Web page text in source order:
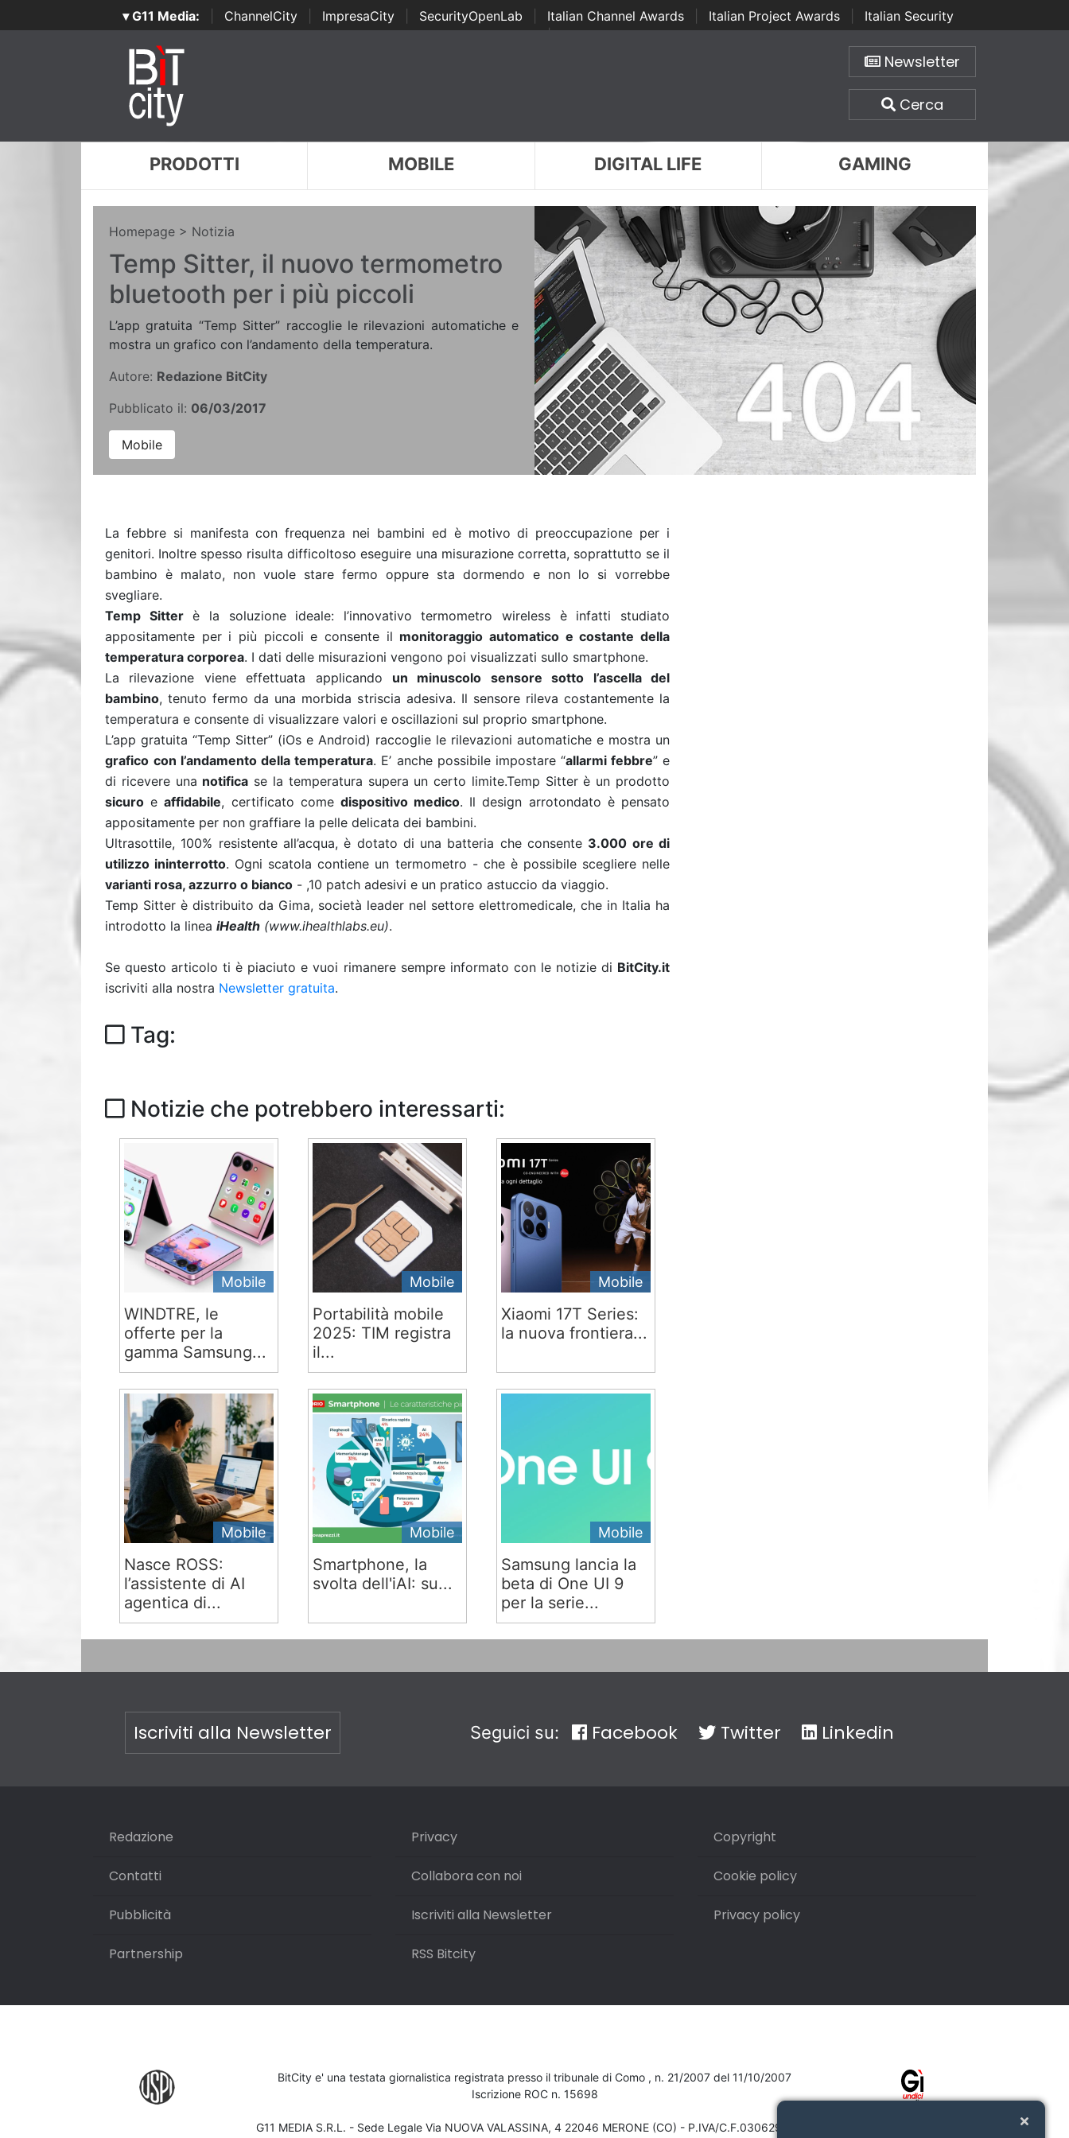
▾ G11 Media: ChannelCity ImpresaCity SecurityOpenLab Italian Channel Awards Italian Project Awards
Italian Security
Awards | ...
Newsletter
Cerca
PRODOTTI MOBILE DIGITAL LIFE GAMING
Homepage > Notizia
Temp Sitter, il nuovo termometro
bluetooth per i più piccoli
L’app gratuita “Temp Sitter” raccoglie le rilevazioni automatiche e
mostra un grafico con l’andamento della temperatura.
Autore: Redazione BitCity
Pubblicato il: 06/03/2017
Mobile
La febbre si manifesta con frequenza nei bambini ed è motivo di preoccupazione per i
genitori. Inoltre spesso risulta difficoltoso eseguire una misurazione corretta, soprattutto se il
bambino è malato, non vuole stare fermo oppure sta dormendo e non lo si vorrebbe
svegliare.
Temp Sitterè la soluzione ideale: l’innovativo termometro wireless è infatti studiato
appositamente per i più piccoli e consente il monitoraggio automatico e costante della
temperatura corporea. I dati delle misurazioni vengono poi visualizzati sullo smartphone.
La rilevazione viene effettuata applicando un minuscolo sensore sotto l’ascella del
bambino, tenuto fermo da una morbida striscia adesiva. Il sensore rileva costantemente la
temperatura e consente di visualizzare valori e oscillazioni sul proprio smartphone.
L’app gratuita “Temp Sitter” (iOs e Android) raccoglie le rilevazioni automatiche e mostra un
grafico con l’andamento della temperatura. E’ anche possibile impostare “allarmi febbre” e
di ricevere una notifica se la temperatura supera un certo limite.Temp Sitter è un prodotto
sicuro eaffidabile, certificato come dispositivo medico. Il design arrotondato è pensato
appositamente per non graffiare la pelle delicata dei bambini.
Ultrasottile, 100% resistente all’acqua, è dotato di una batteria che consente 3.000 ore di
utilizzo ininterrotto. Ogni scatola contiene un termometro - che è possibile scegliere nelle
varianti rosa, azzurro o bianco - ,10 patch adesivi e un pratico astuccio da viaggio.
Temp Sitter è distribuito da Gima, società leader nel settore elettromedicale, che in Italia ha
introdotto la linea iHealth (www.ihealthlabs.eu).
Se questo articolo ti è piaciuto e vuoi rimanere sempre informato con le notizie di BitCity.it
iscriviti alla nostra Newsletter gratuita.
Tag:
Notizie che potrebbero interessarti:
Mobile
WINDTRE, le
offerte per la
gamma Samsung...
Mobile
Portabilità mobile
2025: TIM registra
il...
Mobile
Xiaomi 17T Series:
la nuova frontiera...
Mobile
Nasce ROSS:
l’assistente di AI
agentica di...
Mobile
Smartphone, la
svolta dell'iAI: su...
Mobile
Samsung lancia la
beta di One UI 9
per la serie...
Iscriviti alla Newsletter Seguici su: Facebook Twitter Linkedin
Redazione
Contatti
Pubblicità
Partnership
Privacy
Collabora con noi
Iscriviti alla Newsletter
RSS Bitcity
Copyright
Cookie policy
Privacy policy
BitCity e' una testata giornalistica registrata presso il tribunale di Como , n. 21/2007 del 11/10/2007
Iscrizione ROC n. 15698
G11 MEDIA S.R.L. - Sede Legale Via NUOVA VALASSINA, 4 22046 MERONE (CO) - P.IVA/C.F.03062910132